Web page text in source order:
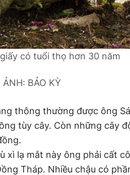
có tuổi thọ hơn 30 năm
ẢNH: BẢO KỲ
thông thường được ông
tùy cây. Còn những cây
xì lạ mắt này ông phải cất
Tháp. Nhiều chậu có